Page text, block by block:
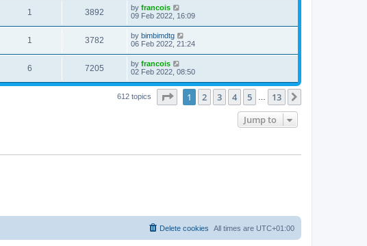
1 3892 by francois
09 Feb 2022, 16:09
1 3782 by bimbimdtg
06 Feb 2022, 21:24
6 7205 by francois
02 Feb 2022, 08:50
612 topics Page of 13
1 2 3 4 5 13
Jump to
All times are UTC+01:00
Delete cookies